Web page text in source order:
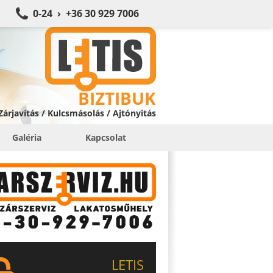
0-24 › +36 30 929 7006
BIZTIBUK
/ Kulcsmásolás / Ajtónyitás
Galéria Kapcsolat
LETIS